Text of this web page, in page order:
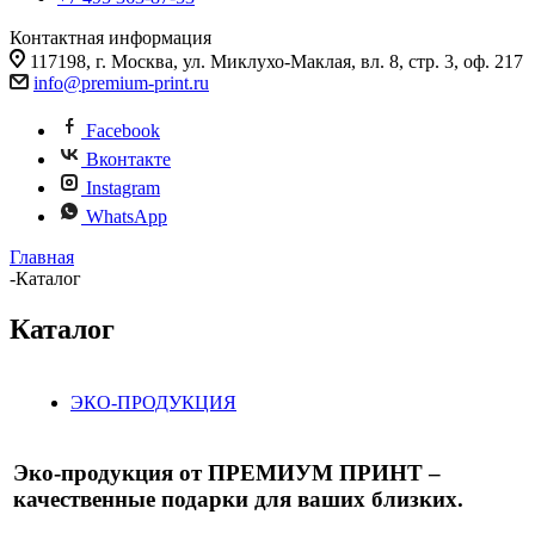
Контактная информация
117198, г. Москва, ул. Миклухо-Маклая, вл. 8, стр. 3, оф. 217
info@premium-print.ru
Facebook
Вконтакте
Instagram
WhatsApp
Главная
-Каталог
Каталог
ЭКО-ПРОДУКЦИЯ
Эко-продукция от ПРЕМИУМ ПРИНТ –
качественные подарки для ваших близких.